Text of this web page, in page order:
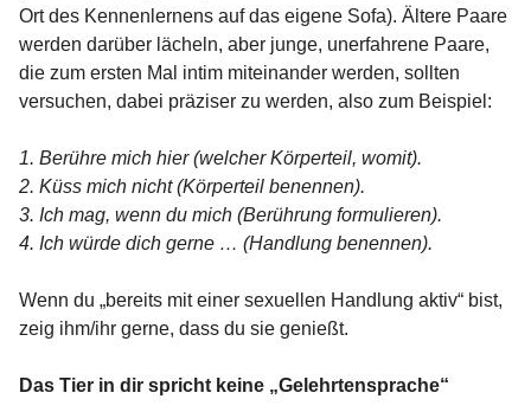
Ort des Kennenlernens auf das eigene Sofa). Ältere Paare
werden darüber lächeln, aber junge, unerfahrene Paare,
die zum ersten Mal intim miteinander werden, sollten
versuchen, dabei präziser zu werden, also zum Beispiel:
1. Berühre mich hier (welcher Körperteil, womit).
2. Küss mich nicht (Körperteil benennen).
3. Ich mag, wenn du mich (Berührung formulieren).
4. Ich würde dich gerne … (Handlung benennen).
Wenn du „bereits mit einer sexuellen Handlung aktiv“ bist,
zeig ihm/ihr gerne, dass du sie genießt.
Das Tier in dir spricht keine „Gelehrtensprache“